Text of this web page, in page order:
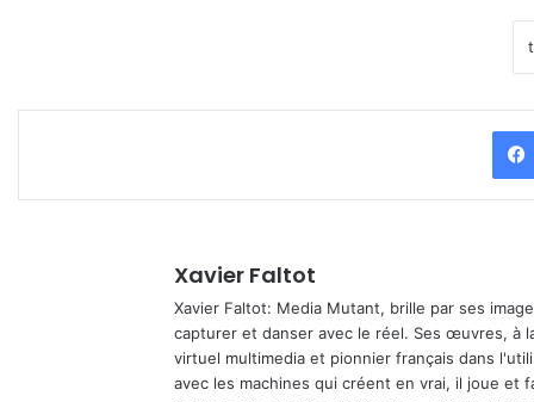
Xavier Faltot
Xavier Faltot: Media Mutant, brille par ses
capturer et danser avec le réel. Ses œuvres, à
virtuel multimedia et pionnier français dans
avec les machines qui créent en vrai, il joue et